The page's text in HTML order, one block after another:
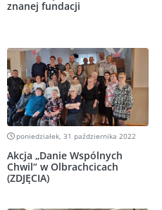
znanej fundacji
poniedziałek, 31 października 2022
Akcja „Danie Wspólnych
Chwil“ w Olbrachcicach
(ZDJĘCIA)